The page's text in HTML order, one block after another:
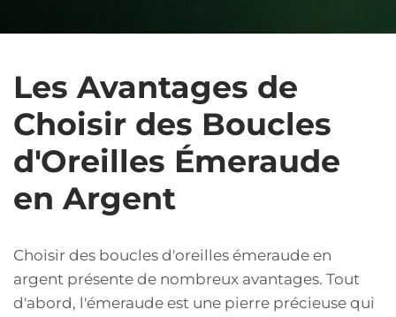
Les Avantages de
Choisir des Boucles
d'Oreilles Émeraude
en Argent
Choisir des boucles d'oreilles émeraude en
argent présente de nombreux avantages. Tout
d'abord, l'émeraude est une pierre précieuse qui